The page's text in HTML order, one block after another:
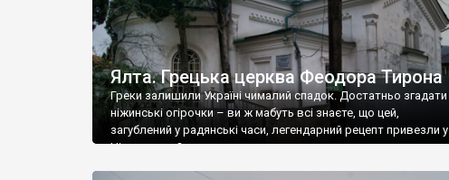
Ялта. Грецька церква Феодора Тирона
Греки залишили Україні чималий спадок. Достатньо згадати
ніжинські огірочки – ви ж мабуть всі знаєте, що цей,
загублений у радянські часи, легендарний рецепт привезли у
Ніжин греки?